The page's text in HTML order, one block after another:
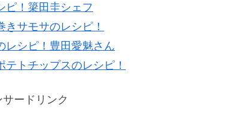
ピ！簗田圭シェフ
きサモサのレシピ！
レシピ！豊田愛魅さん
テトチップスのレシピ！
サードリンク